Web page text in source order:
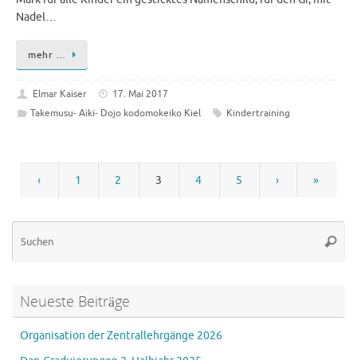
Nadel…
mehr …
Elmar Kaiser
17. Mai 2017
Takemusu- Aiki- Dojo kodomokeiko Kiel
Kindertraining
‹ 1 2 3 4 5 › »
Neueste Beiträge
Organisation der Zentrallehrgänge 2026